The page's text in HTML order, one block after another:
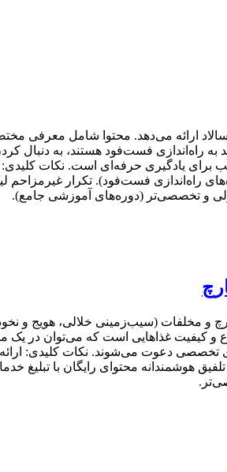
ارائه می‌دهد. محتوا شامل معرفی
راه‌اندازی فست‌فود هستند، به
یادگیری حرفه‌ای است. نکات کلیدی:
راه‌اندازی فست‌فود). تکرار
و تخصصی‌تر (دوره‌های آموزشی جامع).
و مخلفات (سیب‌زمینی خلالی، هویج و
و کیفیت غذاهایی است که می‌توان در
تخصصی دعوت می‌شوند. نکات کلیدی:
هوشمندانه محتوای رایگان با تبلیغ